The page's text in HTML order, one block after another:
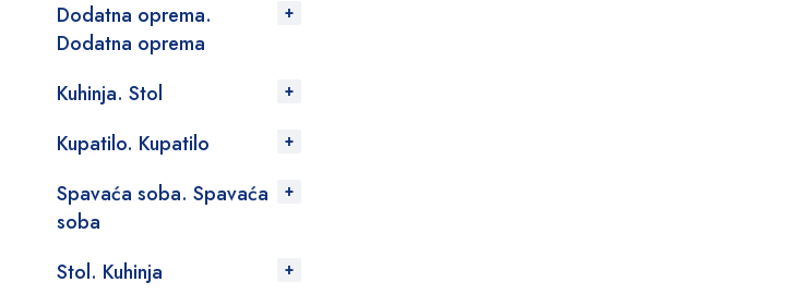
Dodatna oprema.
Dodatna oprema
Kuhinja. Stol
Kupatilo. Kupatilo
Spavaća soba. Spavaća
soba
Stol. Kuhinja